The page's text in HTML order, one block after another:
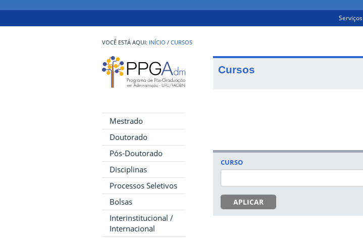
Serviços
INÍCIO / CURSOS
Mestrado
Doutorado
Pós-Doutorado
Disciplinas
Processos Seletivos
Bolsas
Interinstitucional /
Internacional
Cursos
CURSO
APLICAR